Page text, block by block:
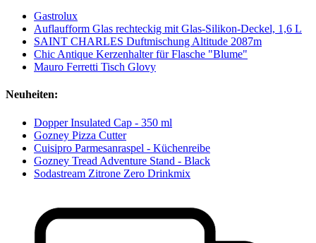
Gastrolux
Auflaufform Glas rechteckig mit Glas-Silikon-Deckel, 1,6 L
SAINT CHARLES Duftmischung Altitude 2087m
Chic Antique Kerzenhalter für Flasche "Blume"
Mauro Ferretti Tisch Glovy
Neuheiten:
Dopper Insulated Cap - 350 ml
Gozney Pizza Cutter
Cuisipro Parmesanraspel - Küchenreibe
Gozney Tread Adventure Stand - Black
Sodastream Zitrone Zero Drinkmix